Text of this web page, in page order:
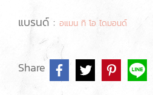
แบรนด์ : อแมน ทิ โอ ไดมอนด์
Share